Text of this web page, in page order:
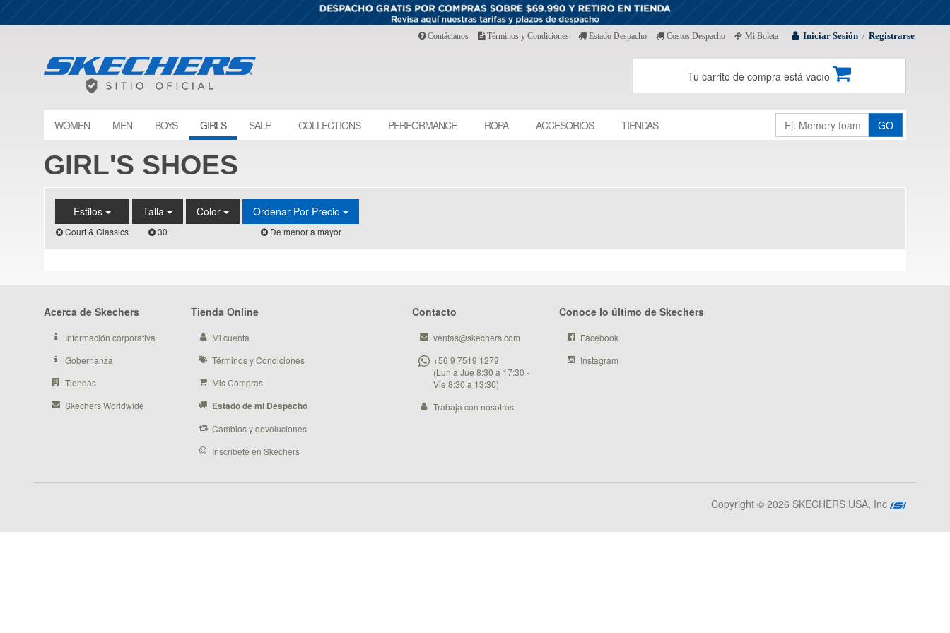
Iniciar Sesión / Registrarse
Contáctanos Términos y Condiciones Estado Despacho Costos Despacho Mi Boleta
Tu carrito de compra está vacío
WOMEN MEN BOYS GIRLS SALE COLLECTIONS PERFORMANCE ROPA ACCESORIOS TIENDAS GO
GIRL'S SHOES
Estilos
Court & Classics
Talla
30
Color Ordenar Por Precio
De menor a mayor
Acerca de Skechers
Información corporativa
Gobernanza
Tiendas
Skechers Worldwide
Tienda Online
Mi cuenta
Términos y Condiciones
Mis Compras
Estado de mi Despacho
Cambios y devoluciones
Inscribete en Skechers
Contacto
ventas@skechers.com
+56 9 7519 1279
(Lun a Jue 8:30 a 17:30 -
Vie 8:30 a 13:30)
Trabaja con nosotros
Conoce lo último de Skechers
Facebook
Instagram
Copyright © 2026 SKECHERS USA, Inc